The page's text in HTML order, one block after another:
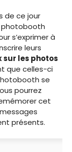
de ce jour
photobooth
s’exprimer à
leurs
les photos
que celles-ci
se
pourrez
cet
présents.